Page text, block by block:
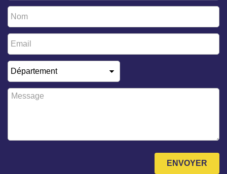
Nom
Email
Département
Message
ENVOYER